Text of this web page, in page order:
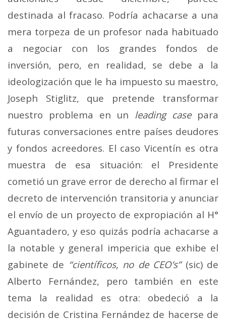
destinada al fracaso. Podría achacarse a una
mera torpeza de un profesor nada habituado
a negociar con los grandes fondos de
inversión, pero, en realidad, se debe a la
ideologización que le ha impuesto su maestro,
Joseph Stiglitz, que pretende transformar
nuestro problema en un leading case para
futuras conversaciones entre países deudores
y fondos acreedores. El caso Vicentín es otra
muestra de esa situación: el Presidente
cometió un grave error de derecho al firmar el
decreto de intervención transitoria y anunciar
el envío de un proyecto de expropiación al H°
Aguantadero, y eso quizás podría achacarse a
la notable y general impericia que exhibe el
gabinete de “científicos, no de CEO’s”(sic) de
Alberto Fernández, pero también en este
tema la realidad es otra: obedeció a la
decisión de Cristina Fernández de hacerse de